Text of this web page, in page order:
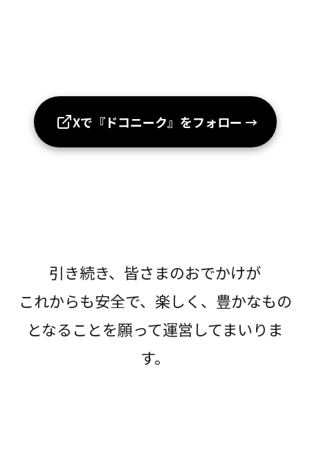
Xで『ドコニーク』をフォロー →
引き続き、皆さまのおでかけが
これからも安全で、楽しく、豊かなもの
となることを願って運営してまいりま
す。